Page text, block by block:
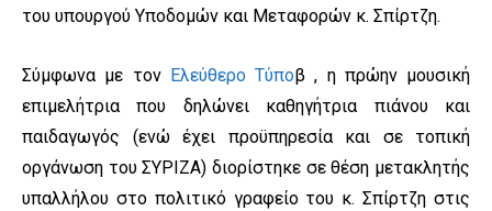
του υπουργού Υποδομών και Μεταφορών κ. Σπίρτζη.
Σύμφωνα με τον Ελεύθερο Τύποβ , η πρώην μουσική
επιμελήτρια που δηλώνει καθηγήτρια πιάνου και
παιδαγωγός (ενώ έχει προϋπηρεσία και σε τοπική
οργάνωση του ΣΥΡΙΖΑ) διορίστηκε σε θέση µετακλητής
υπαλλήλου στο πολιτικό γραφείο του κ. Σπίρτζη στις